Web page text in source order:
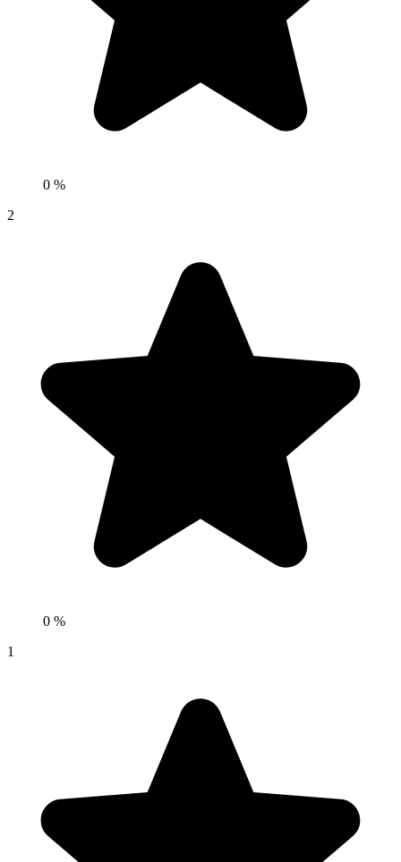
0 %
2
0 %
1